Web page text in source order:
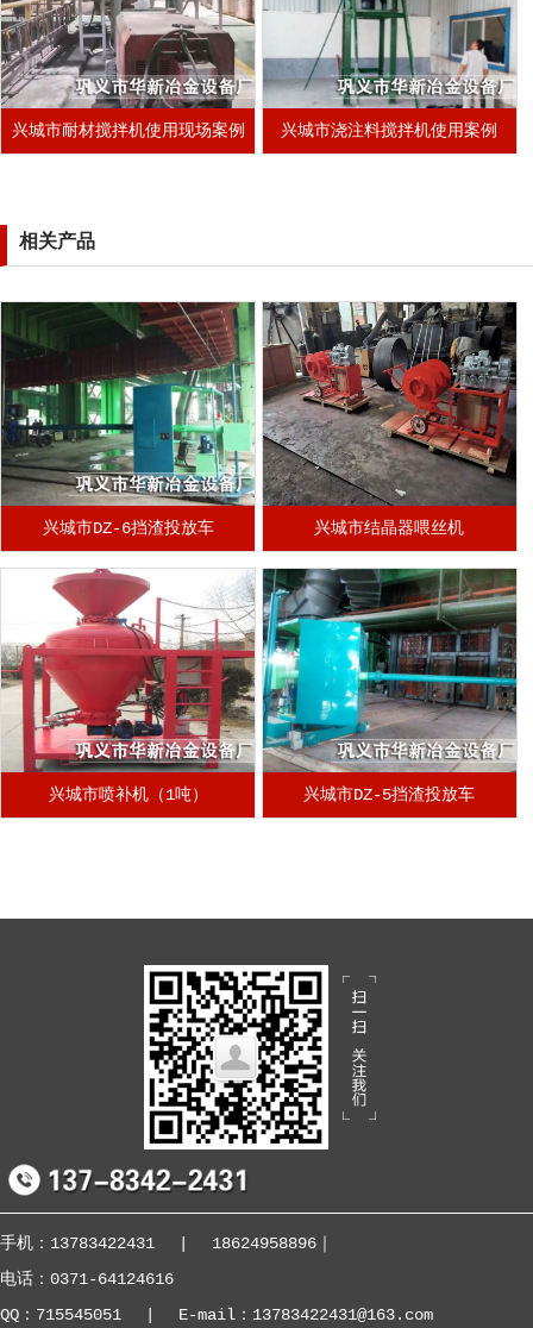
兴城市耐材搅拌机使用现场案例 兴城市浇注料搅拌机使用案例
相关产品
兴城市DZ-6挡渣投放车 兴城市结晶器喂丝机
兴城市喷补机（1吨） 兴城市DZ-5挡渣投放车
手机：13783422431 18624958896
电话：0371-64124616
QQ：715545051
E-mail：13783422431@163.com